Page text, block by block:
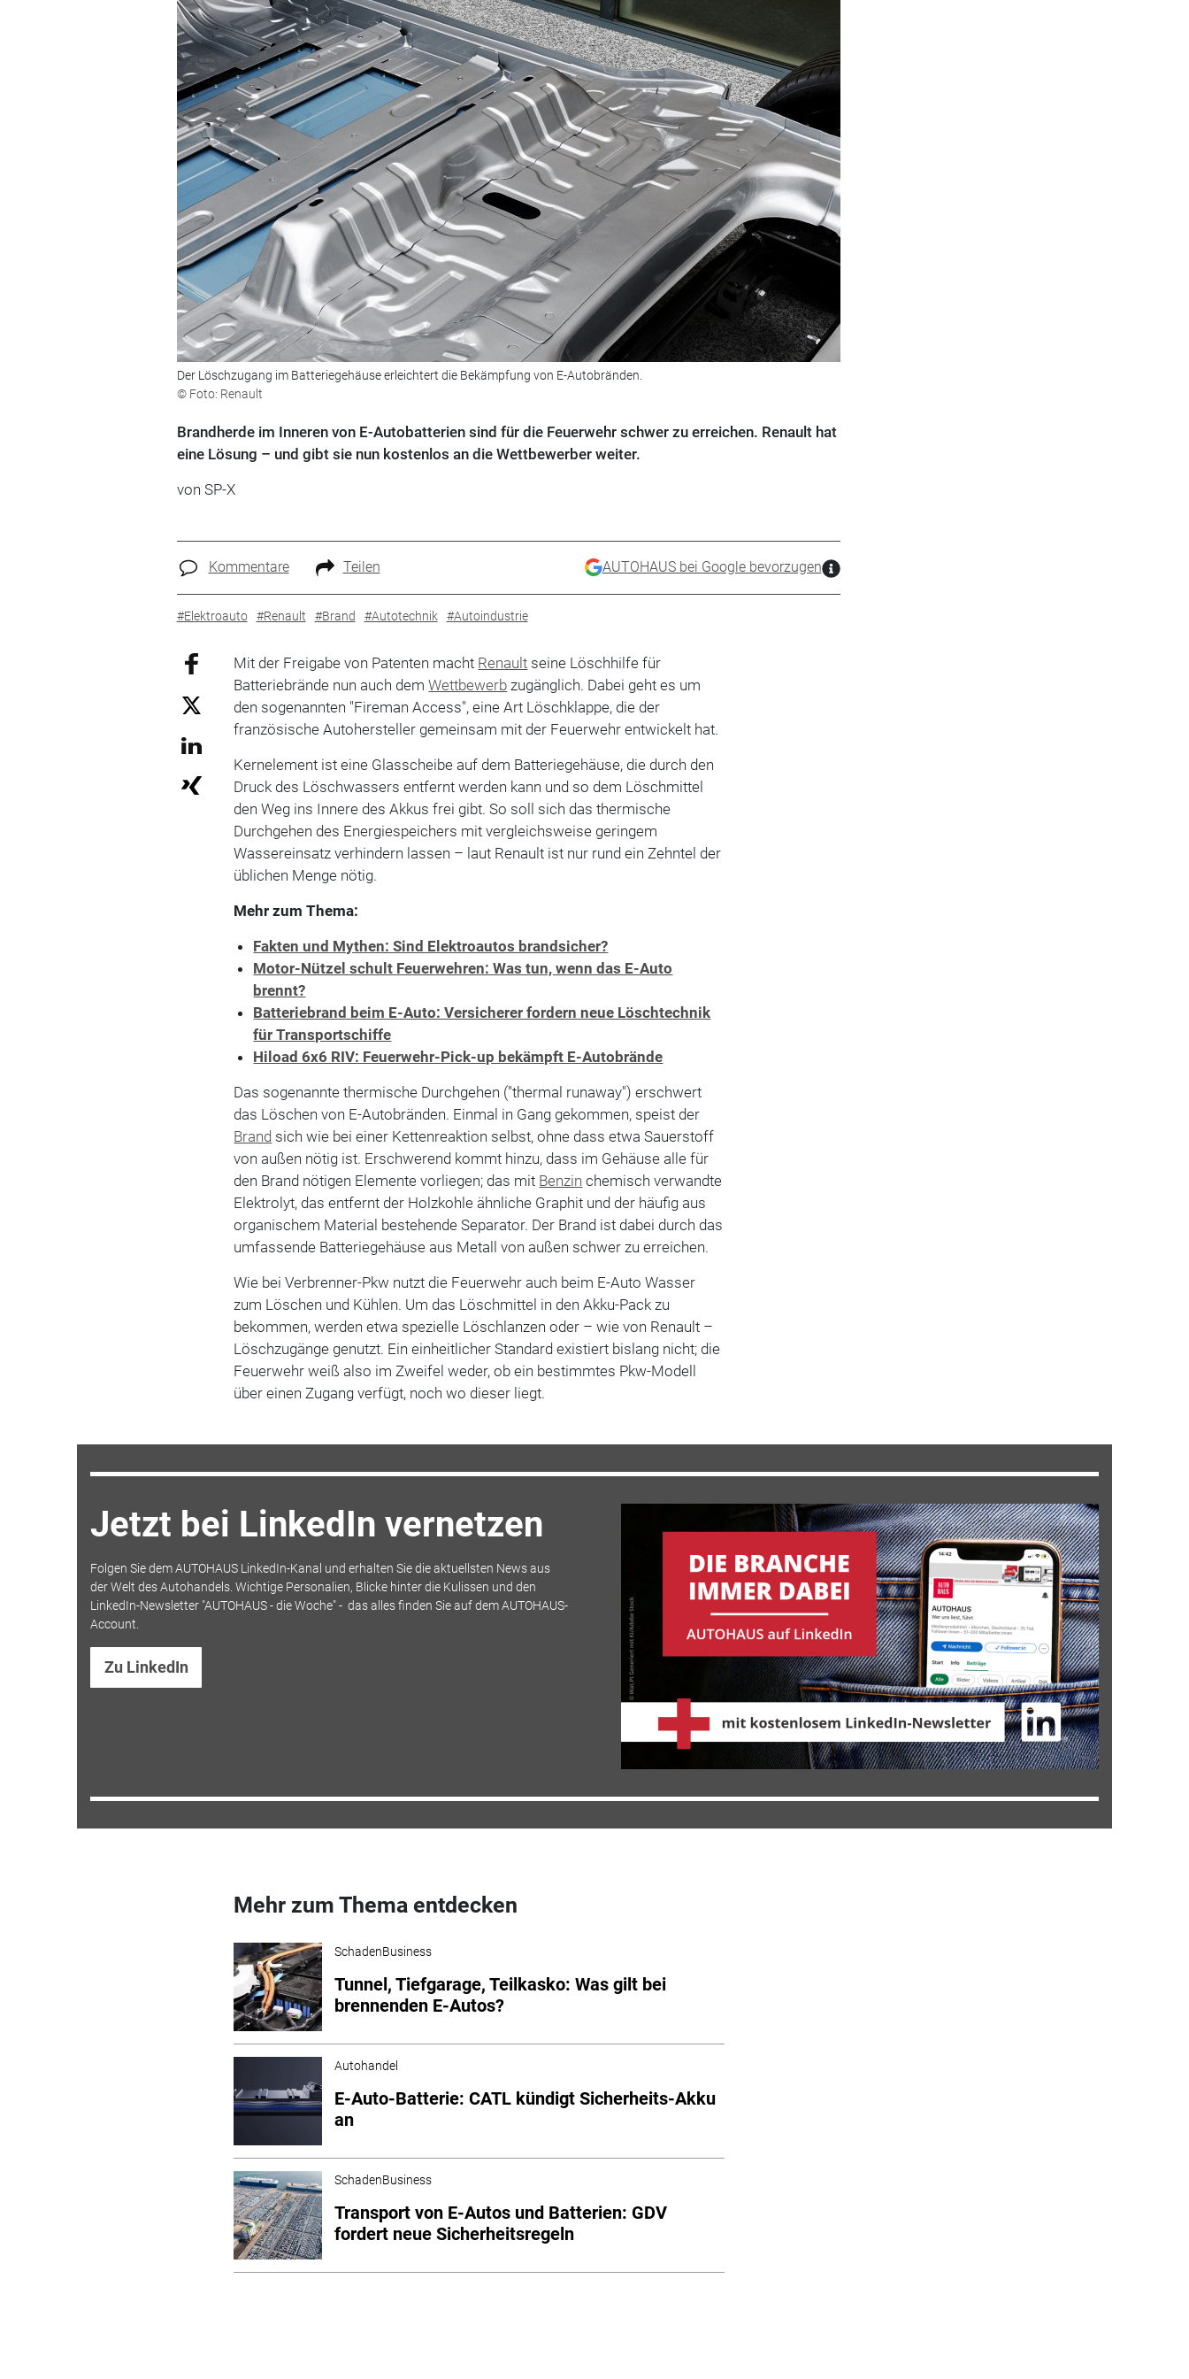
Der Löschzugang im Batteriegehäuse erleichtert die Bekämpfung von E-Autobränden.
© Foto: Renault
Brandherde im Inneren von E-Autobatterien sind für die Feuerwehr schwer zu erreichen. Renault hat
eine Lösung – und gibt sie nun kostenlos an die Wettbewerber weiter.
von SP-X
Kommentare Teilen AUTOHAUS bei Google bevorzugen
#Elektroauto #Renault #Brand #Autotechnik #Autoindustrie
Mit der Freigabe von Patenten macht Renault seine Löschhilfe für
Batteriebrände nun auch demWettbewerb zugänglich. Dabei geht es um
den sogenannten "Fireman Access", eine Art Löschklappe, die der
französische Autohersteller gemeinsam mit der Feuerwehr entwickelt hat.
Kernelement ist eine Glasscheibe auf dem Batteriegehäuse, die durch den
Druck des Löschwassers entfernt werden kann und so dem Löschmittel
den Weg ins Innere des Akkus frei gibt. So soll sich das thermische
Durchgehen des Energiespeichers mit vergleichsweise geringem
Wassereinsatz verhindern lassen – laut Renault ist nur rund ein Zehntel der
üblichen Menge nötig.
Mehr zum Thema:
Fakten und Mythen: Sind Elektroautos brandsicher?
Motor-Nützel schult Feuerwehren: Was tun, wenn das E-Auto
brennt?
Batteriebrand beim E-Auto: Versicherer fordern neue Löschtechnik
für Transportschiffe
Hiload 6x6 RIV: Feuerwehr-Pick-up bekämpft E-Autobrände
Das sogenannte thermische Durchgehen ("thermal runaway") erschwert
das Löschen von E-Autobränden. Einmal in Gang gekommen, speist der
Brand sich wie bei einer Kettenreaktion selbst, ohne dass etwa Sauerstoff
von außen nötig ist. Erschwerend kommt hinzu, dass im Gehäuse alle für
den Brand nötigen Elemente vorliegen; das mit Benzin chemisch verwandte
Elektrolyt, das entfernt der Holzkohle ähnliche Graphit und der häufig aus
organischem Material bestehende Separator. Der Brand ist dabei durch das
umfassende Batteriegehäuse aus Metall von außen schwer zu erreichen.
Wie bei Verbrenner-Pkw nutzt die Feuerwehr auch beim E-Auto Wasser
zum Löschen und Kühlen. Um das Löschmittel in den Akku-Pack zu
bekommen, werden etwa spezielle Löschlanzen oder – wie von Renault –
Löschzugänge genutzt. Ein einheitlicher Standard existiert bislang nicht; die
Feuerwehr weiß also im Zweifel weder, ob ein bestimmtes Pkw-Modell
über einen Zugang verfügt, noch wo dieser liegt.
Jetzt bei LinkedIn vernetzen
Folgen Sie dem AUTOHAUS LinkedIn-Kanal und erhalten Sie die aktuellsten News aus
der Welt des Autohandels. Wichtige Personalien, Blicke hinter die Kulissen und den
LinkedIn-Newsletter "AUTOHAUS - die Woche" - das alles finden Sie auf dem AUTOHAUS-
Account.
Zu LinkedIn
Mehr zum Thema entdecken
SchadenBusiness
Tunnel, Tiefgarage, Teilkasko: Was gilt bei
brennenden E-Autos?
Autohandel
E-Auto-Batterie: CATL kündigt Sicherheits-Akku
an
SchadenBusiness
Transport von E-Autos und Batterien: GDV
fordert neue Sicherheitsregeln